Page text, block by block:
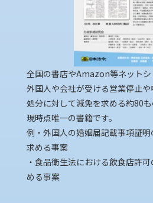
全国の書店やAmazon等ネットシ
外国人や会社が受ける営業停止
処分に対して減免を求める約80も
現時点唯一の書籍です。
例・外国人の婚姻届記載事項証
求める事案
・食品衛生法における飲食店許
める事案